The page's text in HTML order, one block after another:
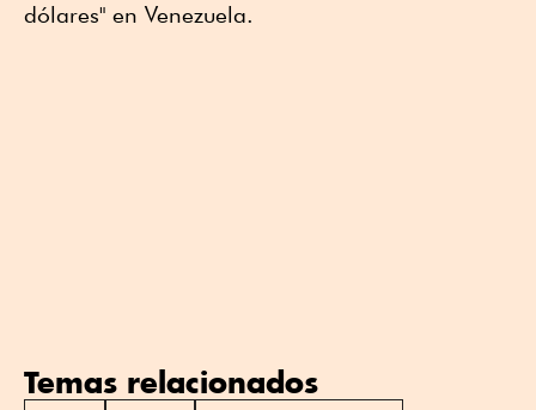
dólares" en Venezuela.
Temas relacionados